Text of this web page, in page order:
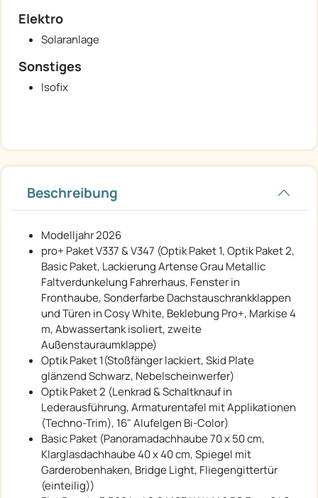
Elektro
Solaranlage
Sonstiges
Isofix
Beschreibung
Modelljahr 2026
pro+ Paket V337 & V347 (Optik Paket 1, Optik Paket 2,
Basic Paket, Lackierung Artense Grau Metallic
Faltverdunkelung Fahrerhaus, Fenster in
Fronthaube, Sonderfarbe Dachstauschrankklappen
und Türen in Cosy White, Beklebung Pro+, Markise 4
m, Abwassertank isoliert, zweite
Außenstauraumklappe)
Optik Paket 1(Stoßfänger lackiert, Skid Plate
glänzend Schwarz, Nebelscheinwerfer)
Optik Paket 2 (Lenkrad & Schaltknauf in
Lederausführung, Armaturentafel mit Applikationen
(Techno-Trim), 16" Alufelgen Bi-Color)
Basic Paket (Panoramadachhaube 70 x 50 cm,
Klarglasdachhaube 40 x 40 cm, Spiegel mit
Garderobenhaken, Bridge Light, Fliegengittertür
(einteilig))